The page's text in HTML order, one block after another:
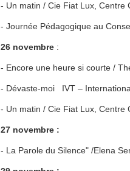
- Un matin / Cie Fiat Lux, Centre
- Journée Pédagogique au
26 novembre :
- Encore une heure si courte /
- Dévaste-moi IVT –
- Un matin / Cie Fiat Lux, Centre
27 novembre :
- La Parole du Silence" /Elena